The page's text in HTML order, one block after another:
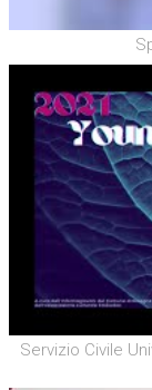
Servizio Civile